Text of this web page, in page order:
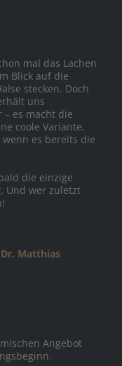
mal das Lachen
Blick auf die
stecken. Doch
uns
es macht die
coole Variante,
es bereits die
die einzige
Und wer zuletzt
Matthias
Angebot